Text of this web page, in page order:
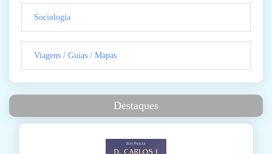
Sociologia
Viagens / Guias / Mapas
Destaques